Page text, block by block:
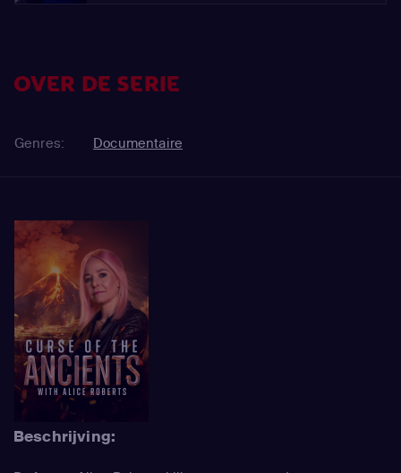
OVER DE SERIE
Genres: Documentaire
Beschrijving: